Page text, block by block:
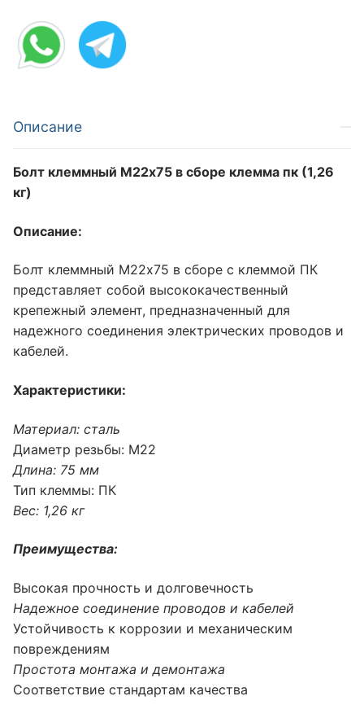
Описание
Болт клеммный М22х75 в сборе клемма пк (1,26
кг)
Описание:
Болт клеммный М22х75 в сборе с клеммой ПК
представляет собой высококачественный
крепежный элемент, предназначенный для
надежного соединения электрических проводов и
кабелей.
Характеристики:
Материал: сталь
Диаметр резьбы: М22
Длина: 75 мм
Тип клеммы: ПК
Вес: 1,26 кг
Преимущества:
Высокая прочность и долговечность
Надежное соединение проводов и кабелей
Устойчивость к коррозии и механическим
повреждениям
Простота монтажа и демонтажа
Соответствие стандартам качества